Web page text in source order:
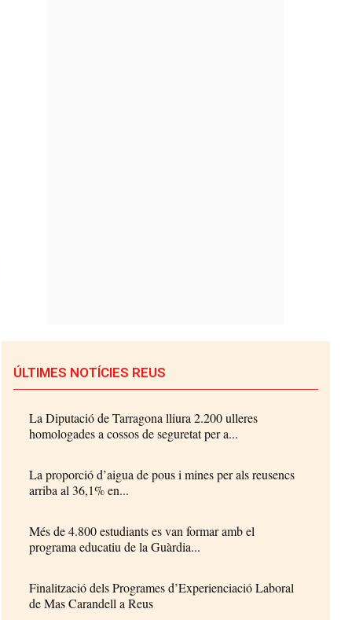
ÚLTIMES NOTÍCIES REUS
La Diputació de Tarragona lliura 2.200 ulleres
homologades a cossos de seguretat per a...
La proporció d’aigua de pous i mines per als reusencs
arriba al 36,1% en...
Més de 4.800 estudiants es van formar amb el
programa educatiu de la Guàrdia...
Finalització dels Programes d’Experienciació Laboral
de Mas Carandell a Reus